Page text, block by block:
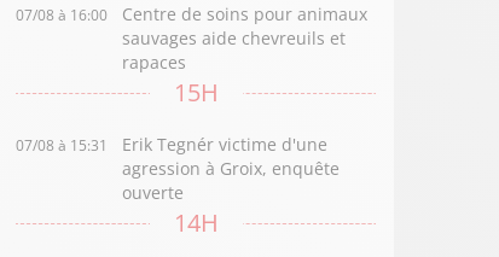
07/08 à 16:00
Centre de soins pour animaux
sauvages aide chevreuils et
rapaces
15H
07/08 à 15:31
Erik Tegnér victime d'une
agression à Groix, enquête
ouverte
14H